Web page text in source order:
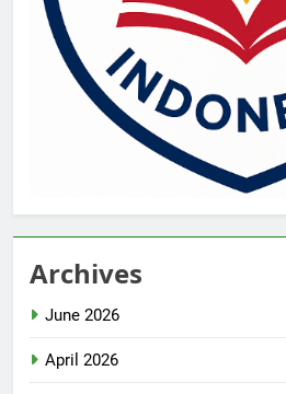
Archives
June 2026
April 2026